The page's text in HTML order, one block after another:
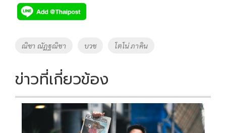
e
b
o
k
tt
er
p
y
Li
k
Tags
ณิชา ณัฏฐณิชา บวช โตโน่ ภาคิน
ข่าวที่เกี่ยวข้อง